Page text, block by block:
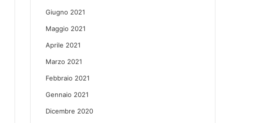
Giugno 2021
Maggio 2021
Aprile 2021
Marzo 2021
Febbraio 2021
Gennaio 2021
Dicembre 2020